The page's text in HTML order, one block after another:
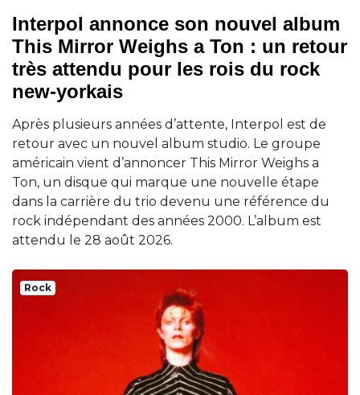
Interpol annonce son nouvel album
This Mirror Weighs a Ton : un retour
très attendu pour les rois du rock
new-yorkais
Après plusieurs années d’attente, Interpol est de
retour avec un nouvel album studio. Le groupe
américain vient d’annoncer This Mirror Weighs a
Ton, un disque qui marque une nouvelle étape
dans la carrière du trio devenu une référence du
rock indépendant des années 2000. L’album est
attendu le 28 août 2026.
Rock